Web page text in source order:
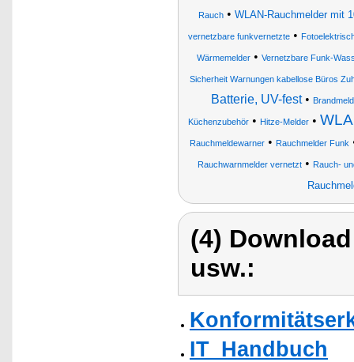
Rauch• WLAN-Rauchmelder mit
vernetzbare funkvernetzte•
Wärmemelder• Vernetzbare Funk-
Sicherheit Warnungen kabellose Büros
Batterie, UV-fest•
Küchenzubehör• Hitze-Melder•
Rauchmeldewarner • Rauchmelder Funk
Rauchwarnmelder vernetzt• Rauch-
(4)
usw.:
IT_Handbuch